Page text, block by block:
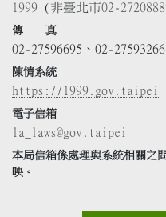
1999 (非臺北市02-
傳 真
02-27596695、02-27593266
陳情系統
https://1999.gov.taipei
電子信箱
la_laws@gov.taipei
本局信箱係處理與系統相關之
映。